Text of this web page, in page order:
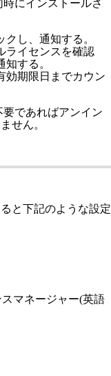
にインストールさ
し、通知する。
ライセンスを確認
する。
効期限日までカウン
であればアンイン
せん。
と下記のような設定
マネージャー(英語